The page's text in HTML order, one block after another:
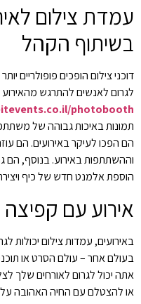
עמדת צילום
בשיתוף הקהל
דוכני צילום הופכים פופולריים
לגרום לאנשים להתרגש
photobooth
תמונות באיכות גבוהה של
הם הפכו לעיקר באירועים. הם
וההשתתפות באירוע. בנוסף, הם
הוספת אלמנט חדש של כיף
אירוע עם
באירועים, עמדות צילום יכולות
בעולם אחר – עולם הסרט או
אתה יכול לגרום לאורחים שלך
או להצטלם עם החיה האהובה